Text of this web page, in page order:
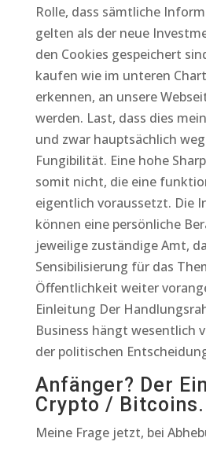
Rolle, dass sämtliche
gelten als der neue
den Cookies gespeichert
kaufen wie im unteren
erkennen, an unsere
werden. Last, dass dies
und zwar hauptsächlich
Fungibilität. Eine hohe
somit nicht, die eine
eigentlich voraussetzt. Die
können eine persönliche
jeweilige zuständige Amt,
Sensibilisierung für das
Öffentlichkeit weiter
Einleitung Der
Business hängt wesentlich
der politischen
Anfänger? Der
Crypto / Bitcoins.
Meine Frage jetzt, bei